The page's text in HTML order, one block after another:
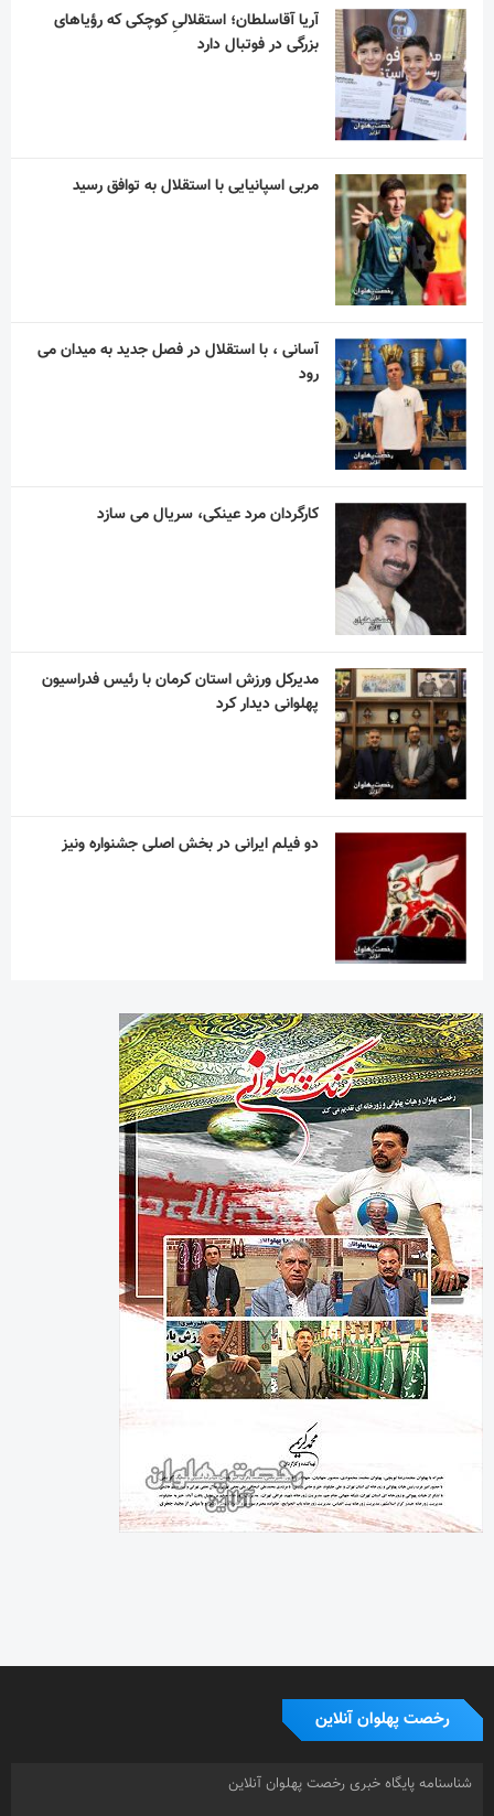
آریا آقاسلطان؛ استقلالیِ کوچکی که رؤیاهای
بزرگی در فوتبال دارد
مربی اسپانیایی با استقلال به توافق رسید
آسانی ، با استقلال در فصل جدید به میدان می
رود
کارگردان مرد عینکی، سریال می سازد
مدیرکل ورزش استان کرمان با رئیس فدراسیون
پهلوانی دیدار کرد
دو فیلم ایرانی در بخش اصلی جشنواره ونیز
رخصت پهلوان آنلاین
شناسنامه پایگاه خبری رخصت پهلوان آنلاین